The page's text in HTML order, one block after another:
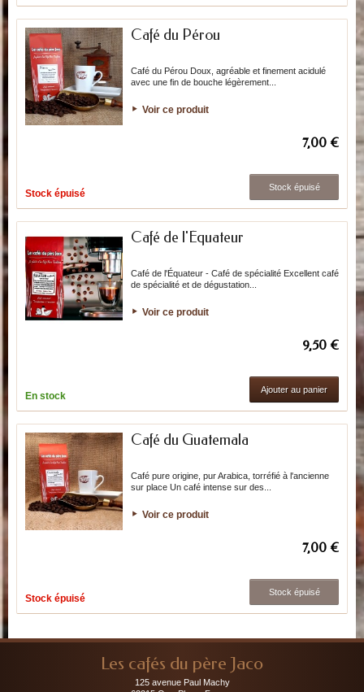
Café du Pérou
Café du Pérou Doux, agréable et finement acidulé
avec une fin de bouche légèrement...
Voir ce produit
7,00 €
Stock épuisé
Stock épuisé
Café de l'Équateur
Café de l'Équateur - Café de spécialité Excellent café
de spécialité et de dégustation...
Voir ce produit
9,50 €
En stock
Ajouter au panier
Café du Guatemala
Café pure origine, pur Arabica, torréfié à l'ancienne
sur place Un café intense sur des...
Voir ce produit
7,00 €
Stock épuisé
Stock épuisé
Les cafés du père Jaco
125 avenue Paul Machy